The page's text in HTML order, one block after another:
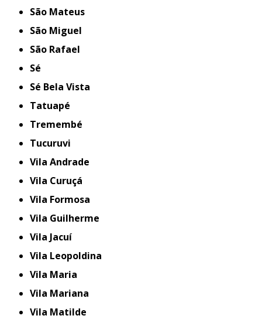
São Mateus
São Miguel
São Rafael
Sé
Sé Bela Vista
Tatuapé
Tremembé
Tucuruvi
Vila Andrade
Vila Curuçá
Vila Formosa
Vila Guilherme
Vila Jacuí
Vila Leopoldina
Vila Maria
Vila Mariana
Vila Matilde